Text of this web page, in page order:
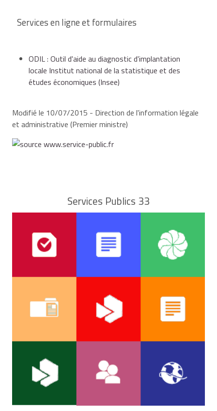
Services en ligne et formulaires
ODIL : Outil d'aide au diagnostic d'implantation
locale Institut national de la statistique et des
études économiques (Insee)
Modifié le 10/07/2015 - Direction de l'information légale
et administrative (Premier ministre)
Services Publics 33